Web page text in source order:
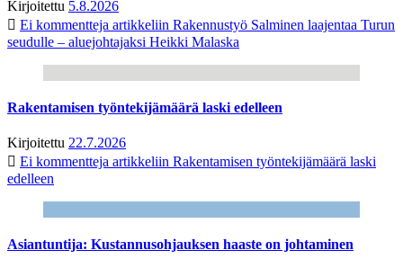
Kirjoitettu 5.8.2026
Ei kommentteja artikkeliin Rakennustyö Salminen laajentaa Turun
seudulle – aluejohtajaksi Heikki Malaska
Rakentamisen työntekijämäärä laski edelleen
Kirjoitettu 22.7.2026
Ei kommentteja artikkeliin Rakentamisen työntekijämäärä laski
edelleen
Asiantuntija: Kustannusohjauksen haaste on johtaminen